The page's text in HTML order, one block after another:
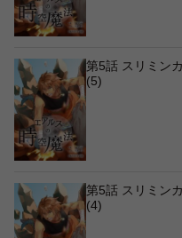
第5話 スリミン
(5)
第5話 スリミン
(4)